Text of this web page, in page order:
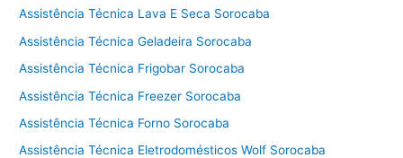
i
a
s
a
d
Assistência Técnica Lava E Seca Sorocaba
Assistência Técnica Geladeira Sorocaba
Assistência Técnica Frigobar Sorocaba
Assistência Técnica Freezer Sorocaba
Assistência Técnica Forno Sorocaba
Assistência Técnica Eletrodomésticos Wolf Sorocaba